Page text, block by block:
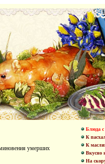
умерших
Блюда с
К
К
Вкусно
На